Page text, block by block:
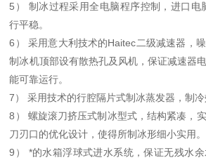
5） 制冰过程采用全电脑程序控制，进口电
行平稳。
6） 采用意大利技术的Haitec二级减速器，噪
制冰机顶部设有散热孔及风机，保证减速器
能可靠运行。
7） 采用技术的行腔隔片式制冰蒸发器，制冷
8） 螺旋滚刀挤压式制冰型式，结构紧凑，
刀刃口的优化设计，使得所制冰形细小实用。
9） *的水箱浮球式进水系统，保证无残水